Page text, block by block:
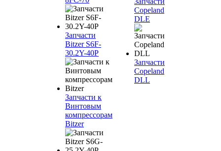
Запчасти
Bitzer S6F-
30.2Y-40P
Запчасти к
Винтовым
компрессорам
Bitzer
Copeland
DLE
Запчасти
Copeland
DLL